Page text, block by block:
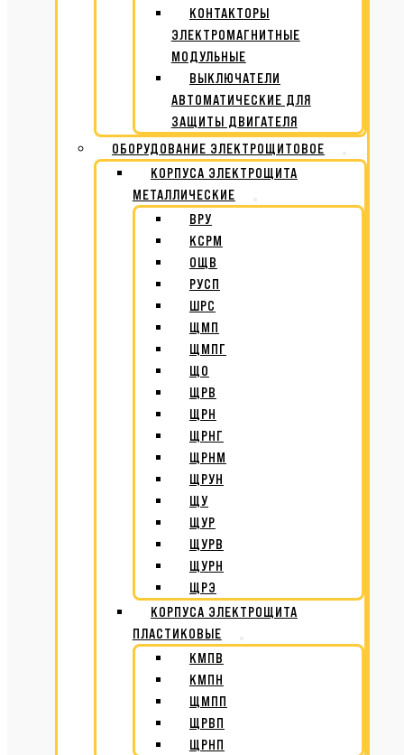
КОНТАКТОРЫ
ЭЛЕКТРОМАГНИТНЫЕ
МОДУЛЬНЫЕ
ВЫКЛЮЧАТЕЛИ
АВТОМАТИЧЕСКИЕ ДЛЯ
ЗАЩИТЫ ДВИГАТЕЛЯ
ОБОРУДОВАНИЕ ЭЛЕКТРОЩИТОВОЕ
КОРПУСА ЭЛЕКТРОЩИТА
МЕТАЛЛИЧЕСКИЕ
ВРУ
КСРМ
ОЩВ
РУСП
ШРС
ЩМП
ЩМПГ
ЩО
ЩРВ
ЩРН
ЩРНГ
ЩРНМ
ЩРУН
ЩУ
ЩУР
ЩУРВ
ЩУРН
ЩРЭ
КОРПУСА ЭЛЕКТРОЩИТА
ПЛАСТИКОВЫЕ
КМПВ
КМПН
ЩМПП
ЩРВП
ЩРНП